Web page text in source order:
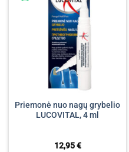
Priemonė nuo nagų grybelio
LUCOVITAL, 4 ml
12,95€